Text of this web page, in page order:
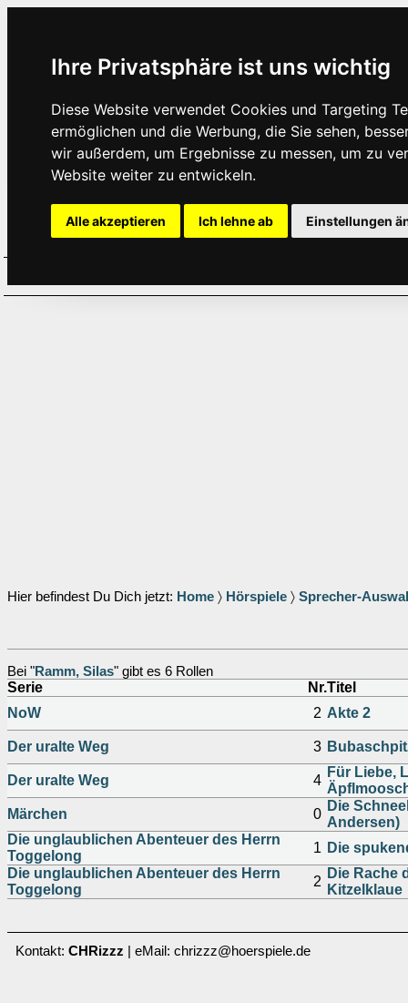
Ihre Privatsphäre ist uns wichtig
Diese Website verwendet Cookies und Targeting
ermöglichen und die Werbung, die Sie sehen,
wir außerdem, um Ergebnisse zu messen, um zu
Website weiter zu entwickeln.
Alle akzeptieren Ich lehne ab Einstellungen
Hier befindest Du Dich jetzt: Home 〉 Hörspiele 〉 Sprecher-
Bei "Ramm, Silas" gibt es 6 Rollen
Serie Nr.Titel
NoW
2 Akte 2
Der uralte Weg 3
Der uralte Weg 4
Für Liebe,
Märchen
0
Die
Andersen)
Die unglaublichen Abenteuer des Herrn
Toggelong
1 Die
Die unglaublichen Abenteuer des Herrn
Toggelong
2
Die Rache
Kitzelklaue
Kontakt: CHRizzz | eMail: chrizzz@hoerspiele.de